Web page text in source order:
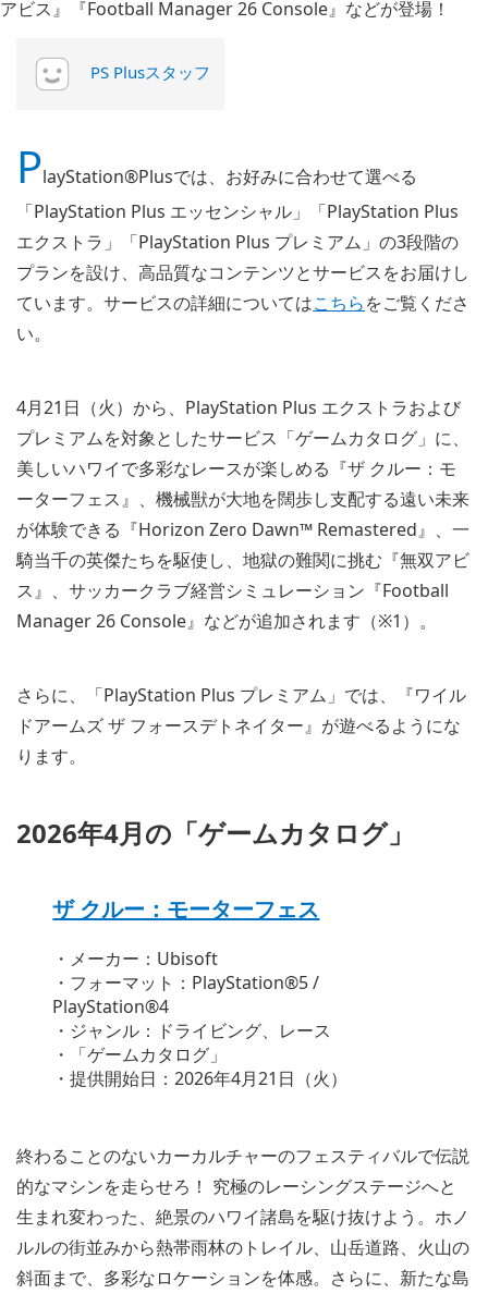
PS Plusスタッフ
PlayStation®Plusでは、お好みに合わせて選べる
「PlayStation Plus エッセンシャル」「PlayStation Plus
エクストラ」「PlayStation Plus プレミアム」の3段階の
プランを設け、高品質なコンテンツとサービスをお届けし
ています。サービスの詳細についてはこちらをご覧くださ
い。
4月21日（火）から、PlayStation Plus エクストラおよび
プレミアムを対象としたサービス「ゲームカタログ」に、
美しいハワイで多彩なレースが楽しめる『ザ クルー：モ
ーターフェス』、機械獣が大地を闊歩し支配する遠い未来
が体験できる『Horizon Zero Dawn™ Remastered』、一
騎当千の英傑たちを駆使し、地獄の難関に挑む『無双アビ
ス』、サッカークラブ経営シミュレーション『Football
Manager 26 Console』などが追加されます（※1）。
さらに、「PlayStation Plus プレミアム」では、『ワイル
ドアームズ ザ フォースデトネイター』が遊べるようにな
ります。
2026年4月の「ゲームカタログ」
ザ クルー：モーターフェス
・メーカー：Ubisoft
・フォーマット：PlayStation®5 /
PlayStation®4
・ジャンル：ドライビング、レース
・「ゲームカタログ」
・提供開始日：2026年4月21日（火）
終わることのないカーカルチャーのフェスティバルで伝説
的なマシンを走らせろ！ 究極のレーシングステージへと
生まれ変わった、絶景のハワイ諸島を駆け抜けよう。ホノ
ルルの街並みから熱帯雨林のトレイル、山岳道路、火山の
斜面まで、多彩なロケーションを体感。さらに、新たな島